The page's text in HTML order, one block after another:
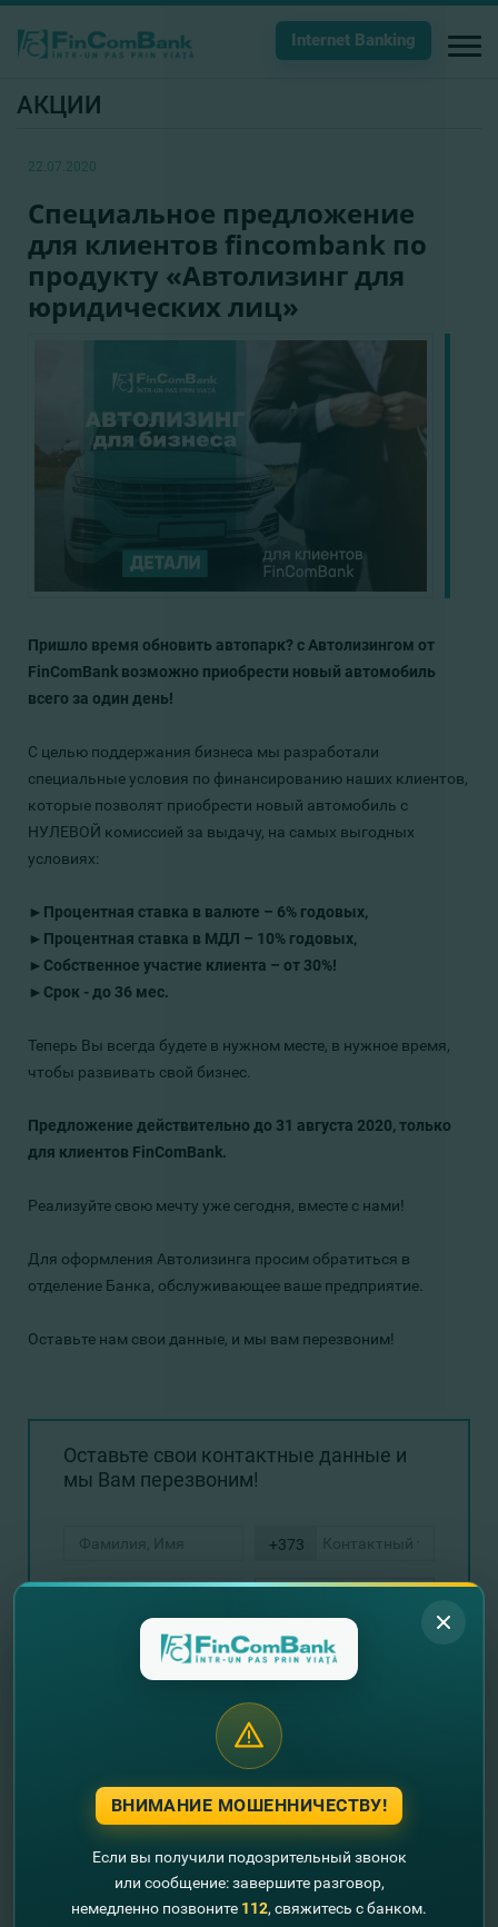
Internet Banking
АКЦИИ
22.07.2020
Специальное предложение
для клиентов fincombank по
продукту «Автолизинг для
юридических лиц»
Пришло время обновить автопарк? с Автолизингом от
FinComBank возможно приобрести новый автомобиль
всего за один день!
С целью поддержания бизнеса мы разработали
специальные условия по финансированию наших клиентов,
которые позволят приобрести новый автомобиль c
НУЛЕВОЙ комиссией за выдачу, на самых выгодных
условиях:
► Процентная ставка в валюте – 6% годовых,
► Процентная ставка в МДЛ – 10% годовых,
► Собственное участие клиента – от 30%!
► Срок - до 36 мес.
Теперь Вы всегда будете в нужном месте, в нужное время,
чтобы развивать свой бизнес.
Предложение действительно до 31 августа 2020, только
для клиентов FinComBank.
Реализуйте свою мечту уже сегодня, вместе с нами!
Для оформления Автолизинга просим обратиться в
отделение Банка, обслуживающее ваше предприятие.
Оставьте нам свои данные, и мы вам перезвоним!
Оставьте свои контактные данные и
мы Вам перезвоним!
+373
Другие новости
ВНИМАНИЕ МОШЕННИЧЕСТВУ!
Если вы получили подозрительный звонок
или сообщение: завершите разговор,
немедленно позвоните 112, свяжитесь с банком.